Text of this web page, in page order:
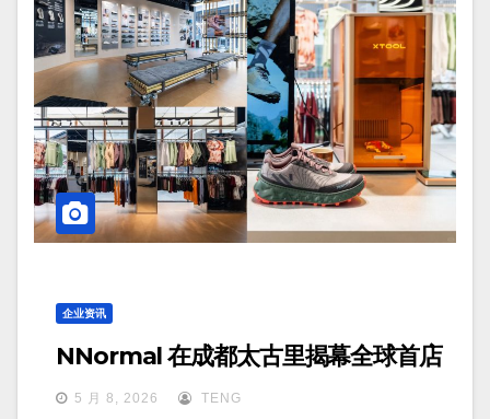
企业资讯
NNormal 在成都太古里揭幕全球首店
5 月 8, 2026 TENG